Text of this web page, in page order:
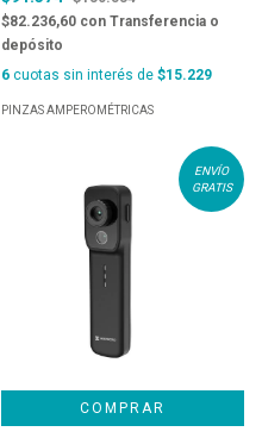
$82.236,60 con Transferencia o
depósito
6 cuotas sin interés de $15.229
PINZAS AMPEROMÉTRICAS
ENVÍO
GRATIS